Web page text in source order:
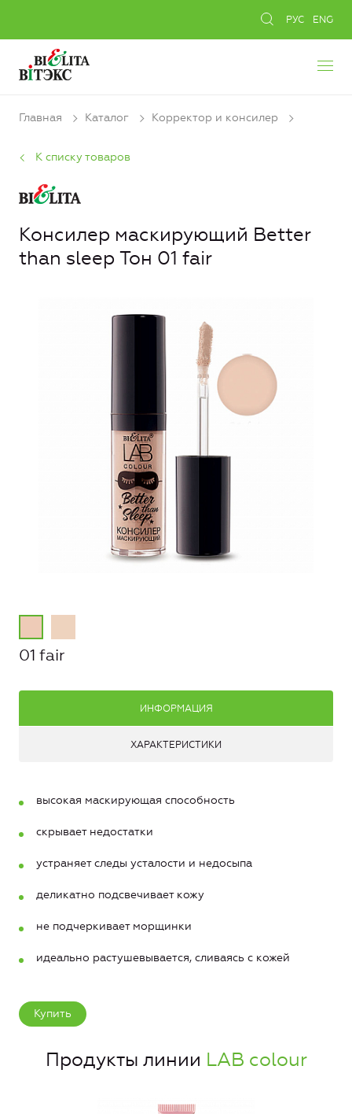
РУС ENG
Главная Каталог Корректор и консилер
К списку товаров
Консилер маскирующий Better
than sleep Тон 01 fair
01 fair
ИНФОРМАЦИЯ
ХАРАКТЕРИСТИКИ
высокая маскирующая способность
скрывает недостатки
устраняет следы усталости и недосыпа
деликатно подсвечивает кожу
не подчеркивает морщинки
идеально растушевывается, сливаясь с кожей
Купить
Продукты линии LAB colour